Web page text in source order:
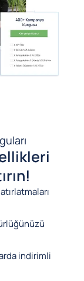
indirimli